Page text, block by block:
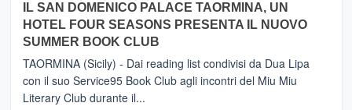
da
Neos
PIEDIMONTE
ETNEO
–
Meta
turistica
privilegiata
secondo
IL SAN DOMENICO PALACE TAORMINA, UN
HOTEL FOUR SEASONS PRESENTA IL NUOVO
SUMMER BOOK CLUB
TAORMINA (Sicily) - Dai reading list condivisi da Dua Lipa
con il suo Service95 Book Club agli incontri del Miu Miu
Literary Club durante il...